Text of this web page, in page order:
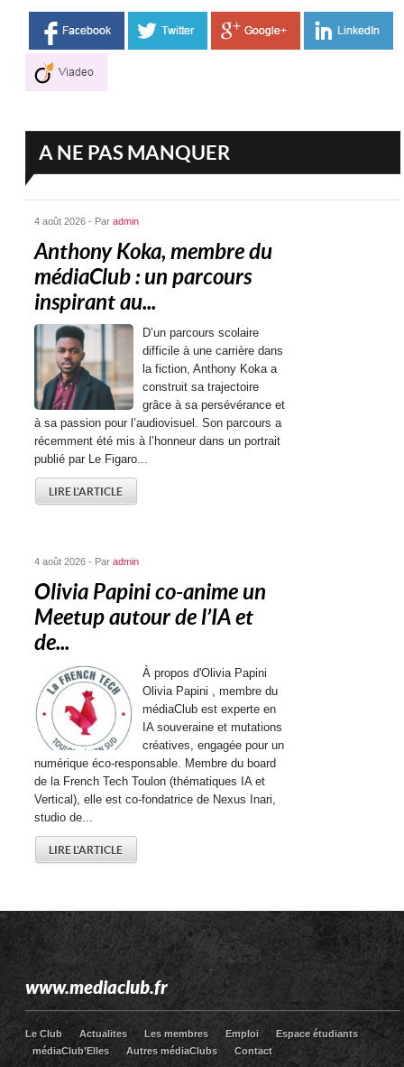
A NE PAS MANQUER
4 août 2026 - Paradmin
Anthony Koka, membre du
médiaClub : un parcours
inspirant au...
D’un parcours scolaire
difficile à une carrière dans
la fiction, Anthony Koka a
construit sa trajectoire
grâce à sa persévérance et
à sa passion pour l’audiovisuel. Son parcours a
récemment été mis à l’honneur dans un portrait
publié par Le Figaro...
LIRE L'ARTICLE
4 août 2026 - Paradmin
Olivia Papini co-anime un
Meetup autour de l’IA et
de...
À propos d'Olivia Papini
Olivia Papini , membre du
médiaClub est experte en
IA souveraine et mutations
créatives, engagée pour un
numérique éco-responsable. Membre du board
de la French Tech Toulon (thématiques IA et
Vertical), elle est co-fondatrice de Nexus Inari,
studio de...
LIRE L'ARTICLE
www.mediaclub.fr
Le Club Actualites Les membres Emploi
Espace étudiants
médiaClub’Elles
Autres médiaClubs Contact